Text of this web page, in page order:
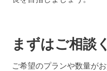
まずはご相談
ご希望のプランや数量が